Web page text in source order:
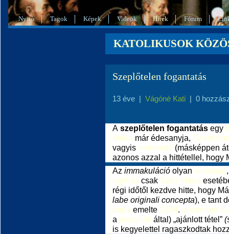
Nyitó Tagok Képek Videók Hírek Fórum
KATOLIKUSOK
Szeplőtelen fogantatás
13 éve | Vágóné Kati | 0
A szeplőtelen fogantatás egy
Mária már édesanyja, Szent
vagyis eredendő (másképpen
azonos azzal a hittétellel, hogy
Az immakuláció olyan kiváltság
egyház csak Szűz Mária
régi időtől kezdve hitte, hogy
labe originali concepta), e tant
pápa emelte 1854. december
a jezsuiták által) „ajánlott tétel”
is kegyelettel ragaszkodtak